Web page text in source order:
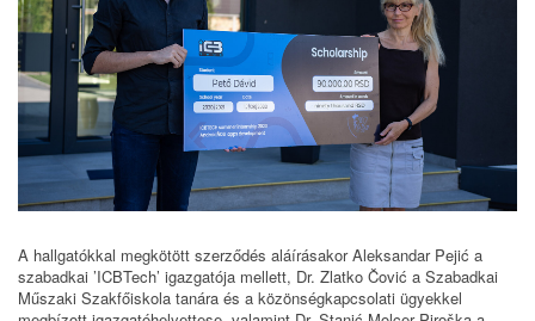
A hallgatókkal megkötött szerződés aláírásakor Aleksandar Pejić a
szabadkai ’ICBTech’ igazgatója mellett, Dr. Zlatko Čović a Szabadkai
Műszaki Szakfőiskola tanára és a közönségkapcsolati ügyekkel